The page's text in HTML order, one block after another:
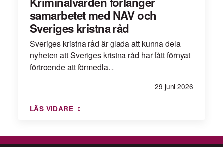
samarbetet med NAV och
Sveriges kristna råd
29 juni 2026
Sveriges kristna råd är glada att kunna dela
nyheten att Sveriges kristna råd har fått förnyat
förtroende att förmedla...
LÄS VIDARE